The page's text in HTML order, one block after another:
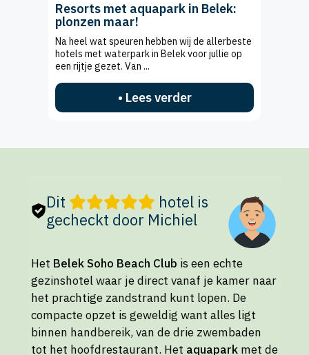
Resorts met aquapark in Belek:
plonzen maar!
Na heel wat speuren hebben wij de allerbeste
hotels met waterpark in Belek voor jullie op
een rijtje gezet. Van ...
• Lees verder
Dit
hotel is
gecheckt door Michiel
Het Belek Soho Beach Club is een echte
gezinshotel waar je direct vanaf je kamer naar
het prachtige zandstrand kunt lopen. De
compacte opzet is geweldig want alles ligt
binnen handbereik, van de drie zwembaden
tot het hoofdrestaurant. Het aquapark met de